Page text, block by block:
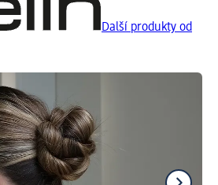
Další produkty od